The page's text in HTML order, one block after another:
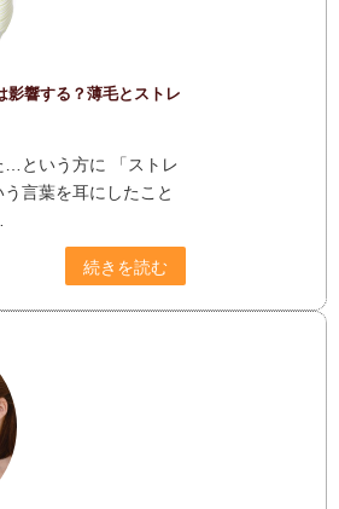
影響する？薄毛とストレ
…という方に 「ストレ
言葉を耳にしたこと
続きを読む